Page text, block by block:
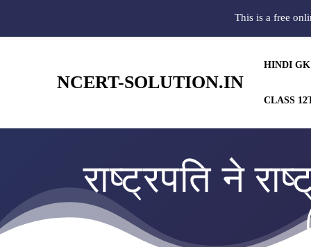
NCERT-SOLUTION.IN
HINDI GK
CLASS
राष्ट्रपति ने
This is a free